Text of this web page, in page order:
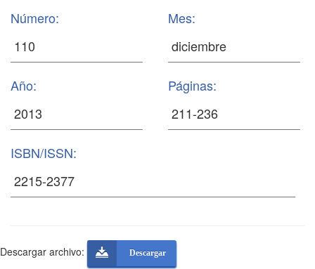
Número: Mes:
Año: Páginas:
ISBN/ISSN:
Descargar archivo: Descargar